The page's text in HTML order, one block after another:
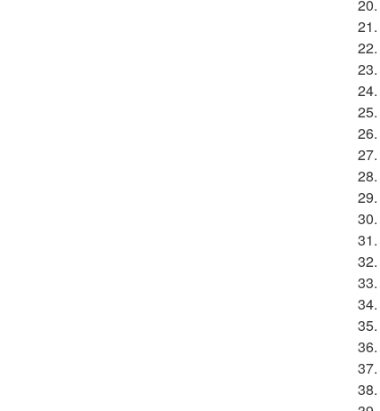
20.
21.
22.
23.
24.
25.
26.
27.
28.
29.
30.
31.
32.
33.
34.
35.
36.
37.
38.